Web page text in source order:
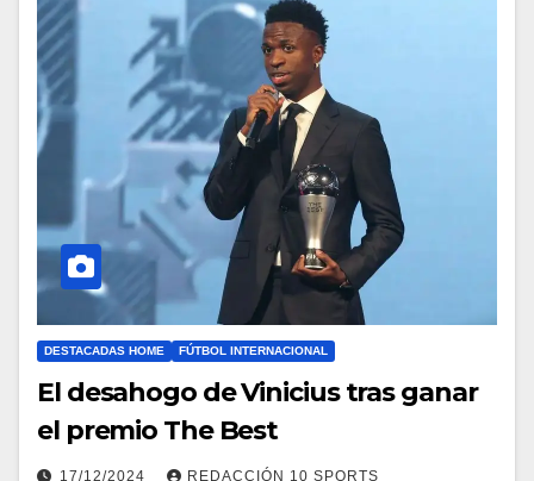
DESTACADAS HOME FÚTBOL INTERNACIONAL
El desahogo de Vinicius tras ganar
el premio The Best
17/12/2024 REDACCIÓN 10 SPORTS